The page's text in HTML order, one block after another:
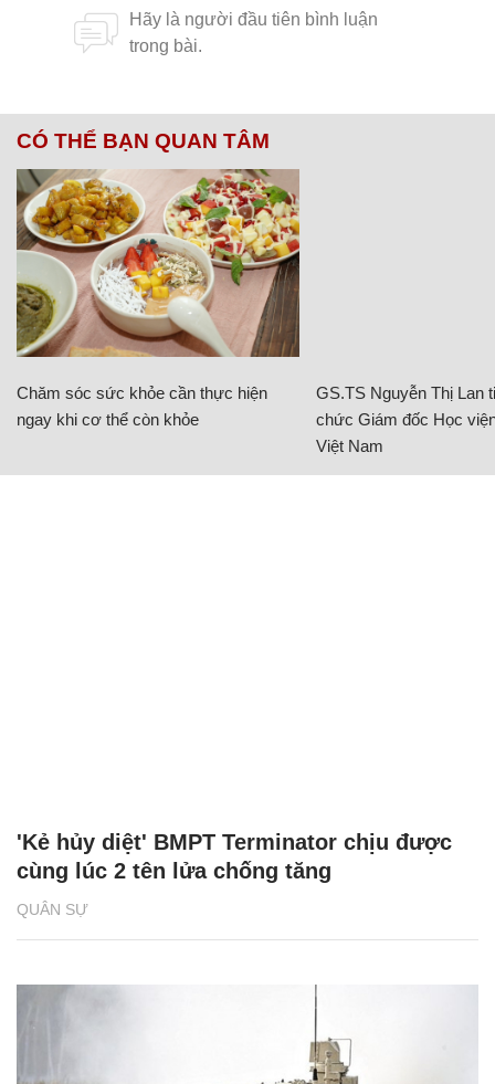
CÓ THỂ BẠN QUAN TÂM
Chăm sóc sức khỏe cần thực hiện
ngay khi cơ thể còn khỏe
GS.TS Nguyễn Thị Lan
chức Giám đốc Học
Việt Nam
QUÂN SỰ
'Kẻ hủy diệt' BMPT Terminator chịu được
cùng lúc 2 tên lửa chống tăng